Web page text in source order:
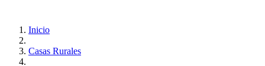
Inicio
Casas Rurales